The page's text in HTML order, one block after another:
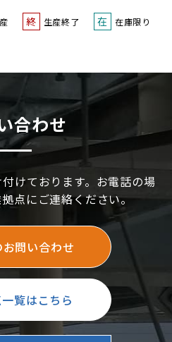
終 生産終了 在 在庫限り
合わせ
けております。お電話の場
点にご連絡ください。
問い合わせ
覧はこちら